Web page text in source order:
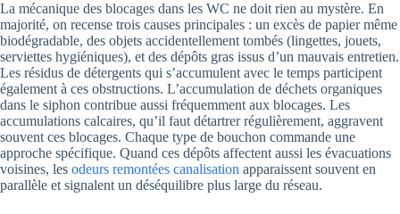
La mécanique des blocages dans les WC ne doit rien au mystère. En
majorité, on recense trois causes principales : un excès de papier même
biodégradable, des objets accidentellement tombés (lingettes, jouets,
serviettes hygiéniques), et des dépôts gras issus d’un mauvais entretien.
Les résidus de détergents qui s’accumulent avec le temps participent
également à ces obstructions. L’accumulation de déchets organiques
dans le siphon contribue aussi fréquemment aux blocages. Les
accumulations calcaires, qu’il faut détartrer régulièrement, aggravent
souvent ces blocages. Chaque type de bouchon commande une
approche spécifique. Quand ces dépôts affectent aussi les évacuations
voisines, les odeurs remontées canalisation apparaissent souvent en
parallèle et signalent un déséquilibre plus large du réseau.